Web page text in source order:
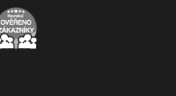
Heureka